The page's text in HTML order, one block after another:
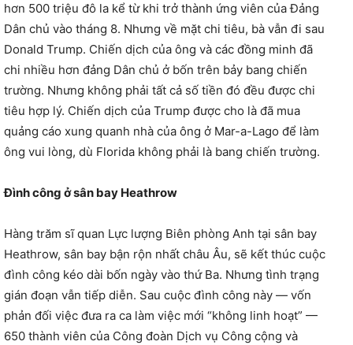
hơn 500 triệu đô la kể từ khi trở thành ứng viên của Đảng
Dân chủ vào tháng 8. Nhưng về mặt chi tiêu, bà vẫn đi sau
Donald Trump. Chiến dịch của ông và các đồng minh đã
chi nhiều hơn đảng Dân chủ ở bốn trên bảy bang chiến
trường. Nhưng không phải tất cả số tiền đó đều được chi
tiêu hợp lý. Chiến dịch của Trump được cho là đã mua
quảng cáo xung quanh nhà của ông ở Mar-a-Lago để làm
ông vui lòng, dù Florida không phải là bang chiến trường.
Đình công ở sân bay Heathrow
Hàng trăm sĩ quan Lực lượng Biên phòng Anh tại sân bay
Heathrow, sân bay bận rộn nhất châu Âu, sẽ kết thúc cuộc
đình công kéo dài bốn ngày vào thứ Ba. Nhưng tình trạng
gián đoạn vẫn tiếp diễn. Sau cuộc đình công này — vốn
phản đối việc đưa ra ca làm việc mới “không linh hoạt” —
650 thành viên của Công đoàn Dịch vụ Công cộng và